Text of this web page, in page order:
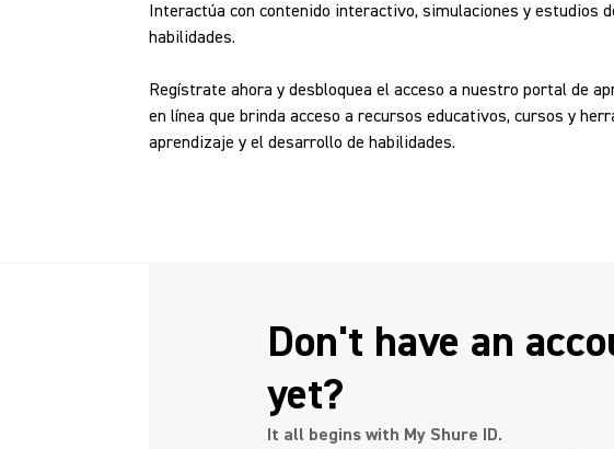
Interactúa con contenido interactivo, simulaciones y estudios
habilidades.
Regístrate ahora y desbloquea el acceso a nuestro portal de
en línea que brinda acceso a recursos educativos, cursos y
aprendizaje y el desarrollo de habilidades.
Don't have an
yet?
It all begins with My Shure ID.